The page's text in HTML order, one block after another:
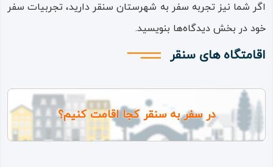
مدارا با همدیگر زیست مسالمت‌ آمیز دارند.
تنوع زبانی و گویش‌های مختلف در شهرستان سنقر و کلیایی زیاد
از جمله سنقری، کلیایی، کلهری و کرمانشاهی و گورانی در پهنه
این شهرستان استفاده می‌شود.
از مناسک و آیین‌های سنتی و فرهنگی شهرستان سنقر می‌توان
اگر شما نیز تجربه سفر به شهرستان سنقر دارید، تجربیات سفر
خود در بخش دیدگاه‌ها بنویسید.
اقامتگاه های سنقر
در سفر به سنقر کجا اقامت کنیم؟